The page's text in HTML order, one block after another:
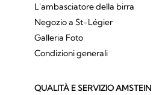
L'ambasciatore della birra
Negozio a St-Légier
Galleria Foto
Condizioni generali
QUALITÀ E SERVIZIO AMSTEIN